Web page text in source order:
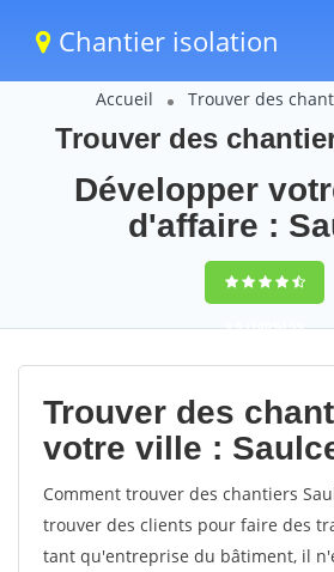
Chantier isolation
Accueil Trouver des
Trouver des
Développer
d'affaire :
9,5(100%)59
votes
Trouver des
votre ville :
Comment trouver des chantiers
trouver des clients pour faire des
tant qu'entreprise du bâtiment, il